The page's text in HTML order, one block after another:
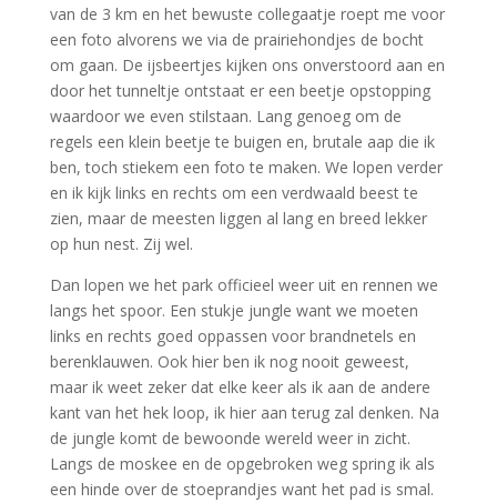
van de 3 km en het bewuste collegaatje roept me voor
een foto alvorens we via de prairiehondjes de bocht
om gaan. De ijsbeertjes kijken ons onverstoord aan en
door het tunneltje ontstaat er een beetje opstopping
waardoor we even stilstaan. Lang genoeg om de
regels een klein beetje te buigen en, brutale aap die ik
ben, toch stiekem een foto te maken. We lopen verder
en ik kijk links en rechts om een verdwaald beest te
zien, maar de meesten liggen al lang en breed lekker
op hun nest. Zij wel.
Dan lopen we het park officieel weer uit en rennen we
langs het spoor. Een stukje jungle want we moeten
links en rechts goed oppassen voor brandnetels en
berenklauwen. Ook hier ben ik nog nooit geweest,
maar ik weet zeker dat elke keer als ik aan de andere
kant van het hek loop, ik hier aan terug zal denken. Na
de jungle komt de bewoonde wereld weer in zicht.
Langs de moskee en de opgebroken weg spring ik als
een hinde over de stoeprandjes want het pad is smal.